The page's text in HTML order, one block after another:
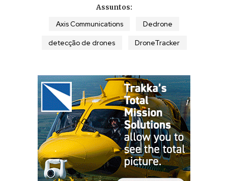
Assuntos:
Axis Communications Dedrone
detecção de drones DroneTracker